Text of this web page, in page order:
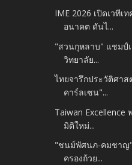
IME 2026 เปิดเวที
อนาคต ดันไ...
"สวนกุหลาบ" แชมป์
วิทยาลัย...
ไทยจารึกประวัติศา
คาร์ลเซน"...
Taiwan
มิติใหม่...
"ชนม์พัศนภ-คมชาญ
ครองถ้วย...